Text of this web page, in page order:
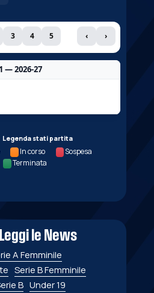
3 4 5 ‹ ›
— 2026-27
Legenda stati partita
In corso
Sospesa
Terminata
Leggi le News
A Femminile
Serie B Femminile
B Under 19